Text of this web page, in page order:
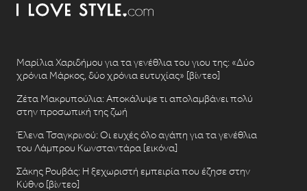
Μαρίλια Χαριδήμου για τα γενέθλια του γιου της: «Δύο
χρόνια Μάρκος, δύο χρόνια ευτυχίας» [βίντεο]
Ζέτα Μακρυπούλια: Αποκάλυψε τι απολαμβάνει πολύ
στην προσωπική της ζωή
Έλενα Τσαγκρινού: Οι ευχές όλο αγάπη για τα γενέθλια
του Λάμπρου Κωνσταντάρα [εικόνα]
Σάκης Ρουβάς: Η ξεχωριστή εμπειρία που έζησε στην
Κύθνο [βίντεο]